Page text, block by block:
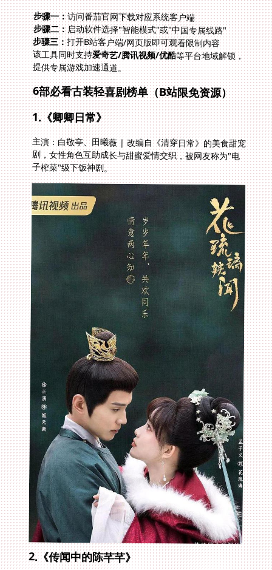
步骤一：访问番茄官网下载对应系统客户端
步骤二：启动软件选择"智能模式"或"中国专属线路"
步骤三：打开B站客户端/网页版即可观看限制内容
该工具同时支持爱奇艺/腾讯视频/优酷等平台地域解锁，
提供专属游戏加速通道。
6部必看古装轻喜剧榜单（B站限免资源）
1.《卿卿日常》
主演：白敬亭、田曦薇 | 改编自《清穿日常》的美食甜宠
剧，女性角色互助成长与甜蜜爱情交织，被网友称为"电
子榨菜"级下饭神剧。
2.《传闻中的陈芊芊》